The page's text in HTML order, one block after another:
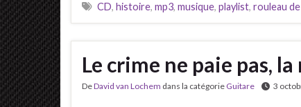
CD, histoire, mp3, musique, playlist, rouleau
Le crime ne paie pas,
DeDavid van Lochem dans la catégorie Guitare 3